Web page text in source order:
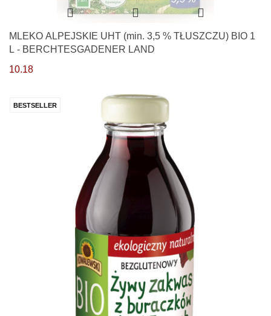
MLEKO ALPEJSKIE UHT (min. 3,5 % TŁUSZCZU) BIO 1
L - BERCHTESGADENER LAND
10.18
BESTSELLER